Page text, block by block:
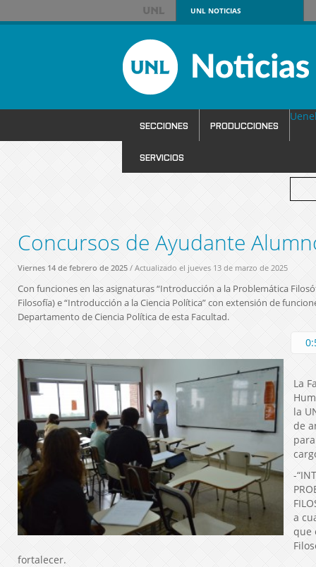
UNLNOTICIAS
SECCIONES PRODUCCIONES
SERVICIOS
Concursos de Ayudante
Viernes 14 de febrero de 2025 / Actualizado el jueves 13 de marzo de 2025
Con funciones en las asignaturas “Introducción a la Problemática
Filosofía) e “Introducción a la Ciencia Política” con extensión de
Departamento de Ciencia Política de esta Facultad.
La
la
de
-
a
que
fortalecer.